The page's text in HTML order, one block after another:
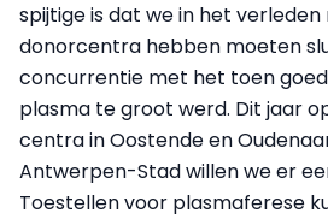
spijtige is dat we in het
donorcentra hebben moeten
concurrentie met het toen
plasma te groot werd. Dit jaar
centra in Oostende en
Antwerpen-Stad willen we er
Toestellen voor plasmaferese